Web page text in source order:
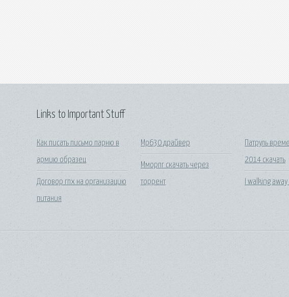
Links to Important Stuff
Как писать письмо парню в
армию образец
Договор гпх на организацию
питания
Mp630 драйвер
Мморпг скачать через
торрент
Патруль
2014 скачать
I walking